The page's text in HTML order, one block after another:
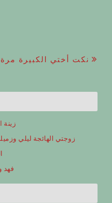
نكت أختي الكبيرة
زينة
زوجتي الهائجة ليلي
فهد